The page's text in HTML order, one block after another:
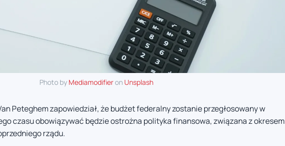
Photo by Mediamodifieron Unsplash
Peteghem zapowiedział, że budżet federalny zostanie przegłosowany w
czasu obowiązywać będzie ostrożna polityka finansowa, związana z okresem
rządu.